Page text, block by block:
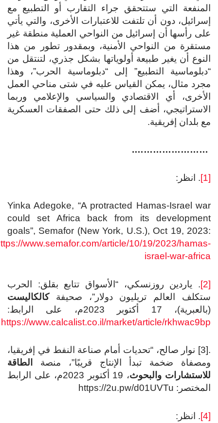
المنفعة التي ستتحقق جراء التقارب أو التطبيع مع
إسرائيل، دون أن تلتفت للاعتبارات الأخرى، والتي يأتي
على رأسها أن إسرائيل من النواحي العملية منطقة غير
مستقرة من النواحي الأمنية، وبمقدور تطور من هذا
النوع أن يغير طبيعة أولوياتها بشكل جذري، لتنتقل من
“دبلوماسية التطبيع” إلى “دبلوماسية الحرب”، وهذا
مجرد مثال، يمكن القياس عليه في شتى مناحي العمل
الأخرى، أي الاقتصادي والسياسي والإعلامي وربما
الاستراتيجي، أضف إلى ذلك حتى الصفقات العسكرية
مع بلدان إفريقية.
…………………….
. انظر:
Yinka Adegoke, “A protracted Hamas-Israel war
could set Africa back from its development
goals”, Semafor (New York, U.S.), Oct 19, 2023:
https://www.semafor.com/article/10/19/2023/hamas-
israel-war-africa
. ياردين روزنسكي، “الأسواق تتابع بقلق: الحرب
ستكلف العالم تريليون دولار”، صحيفة
كالكاليست
(بالعبرية)، 17 أكتوبر 2023م، على الرابط:
https://www.calcalist.co.il/market/article/rkhwac9bp
.[3] نوار صالح، “تحديات أمام صناعة النفط في إفريقيا،
ومصفاة ضخمة تبدأ الإنتاج قريبًا”، منصة
الطاقة
للاستشارات والبحوث
، 19 أكتوبر 2023م، على الرابط
المختصر: https://2u.pw/d01UVTu
. انظر: